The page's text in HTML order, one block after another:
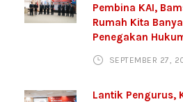
Pembina KAI,
Rumah Kita
Penegakan
SEPTEMBER 27,
Lantik Pengurus,